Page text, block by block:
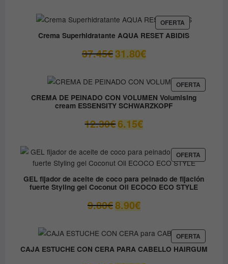
era:
59.05€.
es:
41.33€.
OFERTAPRODUCTO
EN
Crema Superhidratante AQUA RESET ABIDIS
37.45€ El
precio
era:
37.45€.
31.80€El
precio
es:
31.80€.
OFERTA
EN
CREMA DE PEINADO CON VOLUMEN Volumising
cream ESSENSITY SCHWARZKOPF
12.30€El
precio
era:
12.30€.
6.15€El
precio
es:
6.15€.
OFERTA
EN
GEL fijador de aceite de coco para peinado de fijación
fuerte Styling gel Coconut Oil ECOCO ECO STYLE
9.80€ El
precio
era:
9.80€.
8.90€El
precio
es:
8.90€.
OFERTA
EN
CAJA ESTUCHE CON CERA PARA CABELLO HAIRGUM